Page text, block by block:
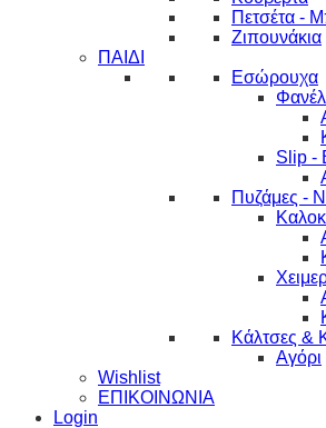
Πετσέτα -
Ζιπουνάκια
ΠΑΙΔΙ
Εσώρουχα
Slip -
Πυζάμες -
Κάλτσες &
Αγόρι
Wishlist
ΕΠΙΚΟΙΝΩΝΙΑ
Login